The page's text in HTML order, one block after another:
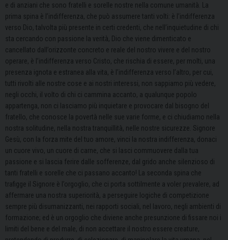
e di anziani che sono fratelli e sorelle nostre nella comune umanità. La
prima spina è l’indifferenza, che può assumere tanti volti: è l’indifferenza
verso Dio, talvolta più presente in certi credenti, che nell’inquietudine di chi
sta cercando con passione la verità, Dio che viene dimenticato e
cancellato dall’orizzonte concreto e reale del nostro vivere e del nostro
operare, è l’indifferenza verso Cristo, che rischia di essere, per molti, una
presenza ignota e estranea alla vita, è l’indifferenza verso l’altro, per cui,
tutti rivolti alle nostre cose e ai nostri interessi, non sappiamo più vedere,
negli occhi, il volto di chi ci cammina accanto, a qualunque popolo
appartenga, non ci lasciamo più inquietare e provocare dal bisogno del
fratello, che conosce la povertà nelle sue varie forme, e ci chiudiamo nella
nostra solitudine, nella nostra tranquillità, nelle nostre sicurezze. Signore
Gesù, con la forza mite del tuo amore, vinci la nostra indifferenza, donaci
un cuore vivo, un cuore di carne, che si lasci commuovere dalla tua
passione e si lascia ferire dalle sofferenze, dal grido anche silenzioso di
tanti fratelli e sorelle che ci passano accanto! La seconda spina che
trafigge il Signore è l’orgoglio, che ci porta sottilmente a voler prevalere, ad
affermare una nostra superiorità, a perseguire logiche di competizione
sempre più disumanizzanti, nei rapporti sociali, nel lavoro, negli ambienti di
formazione; ed è un orgoglio che diviene anche presunzione di fissare noi i
limiti del bene e del male, di non accettare il nostro essere creature,